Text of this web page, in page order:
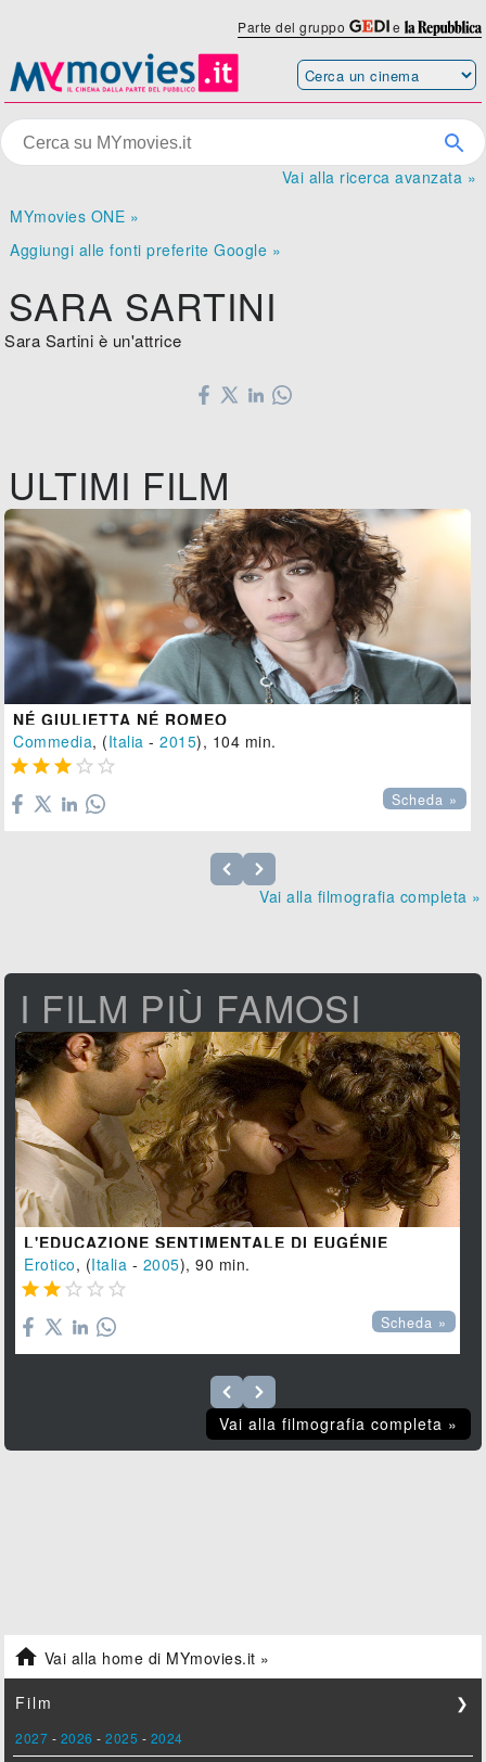
Parte del gruppo e
Vai alla ricerca avanzata »
MYmovies ONE »
Aggiungi alle fonti preferite Google »
SARA SARTINI
Sara Sartini è un'attrice
ULTIMI FILM
NÉ GIULIETTA NÉ ROMEO
Commedia, (Italia -2015), 104 min.
    
Scheda »
Vai alla filmografia completa »
I FILM PIÙ FAMOSI
L'EDUCAZIONE SENTIMENTALE DI EUGÉNIE
Erotico, (Italia - 2005), 90 min.
    
Scheda »
Vai alla filmografia completa »
 Vai alla home di MYmovies.it »
Film ❯
2027 - 2026 -2025 - 2024